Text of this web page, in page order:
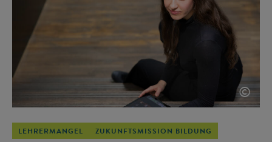
©
LEHRERMANGEL ZUKUNFTSMISSION BILDUNG